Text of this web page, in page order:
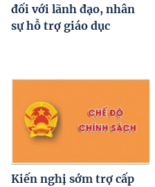
đối với lãnh đạo, nhân
sự hỗ trợ giáo dục
Kiến nghị sớm trợ cấp